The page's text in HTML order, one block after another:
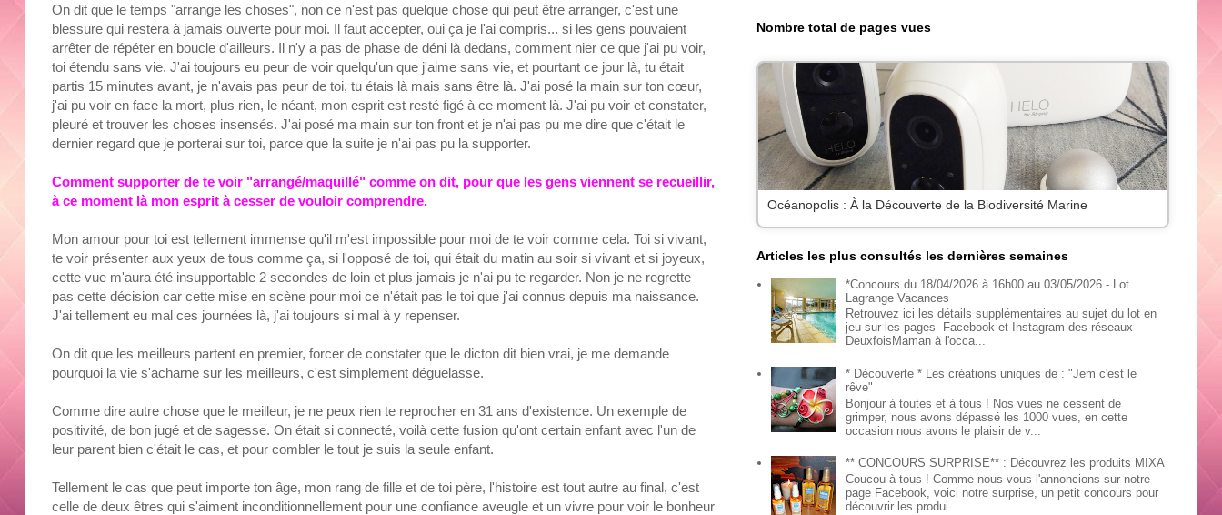
On dit que le temps "arrange les choses", non ce n'est pas quelque chose qui peut être arranger, c'est une
blessure qui restera à jamais ouverte pour moi. Il faut accepter, oui ça je l'ai compris... si les gens pouvaient
arrêter de répéter en boucle d'ailleurs. Il n'y a pas de phase de déni là dedans, comment nier ce que j'ai pu voir,
toi étendu sans vie. J'ai toujours eu peur de voir quelqu'un que j'aime sans vie, et pourtant ce jour là, tu était
partis 15 minutes avant, je n'avais pas peur de toi, tu étais là mais sans être là. J'ai posé la main sur ton cœur,
j'ai pu voir en face la mort, plus rien, le néant, mon esprit est resté figé à ce moment là. J'ai pu voir et constater,
pleuré et trouver les choses insensés. J'ai posé ma main sur ton front et je n'ai pas pu me dire que c'était le
dernier regard que je porterai sur toi, parce que la suite je n'ai pas pu la supporter.
Comment supporter de te voir "arrangé/maquillé" comme on dit, pour que les gens viennent se recueillir,
à ce moment là mon esprit à cesser de vouloir comprendre.
Mon amour pour toi est tellement immense qu'il m'est impossible pour moi de te voir comme cela. Toi si vivant,
te voir présenter aux yeux de tous comme ça, si l'opposé de toi, qui était du matin au soir si vivant et si joyeux,
cette vue m'aura été insupportable 2 secondes de loin et plus jamais je n'ai pu te regarder. Non je ne regrette
pas cette décision car cette mise en scène pour moi ce n'était pas le toi que j'ai connus depuis ma naissance.
J'ai tellement eu mal ces journées là, j'ai toujours si mal à y repenser.
On dit que les meilleurs partent en premier, forcer de constater que le dicton dit bien vrai, je me demande
pourquoi la vie s'acharne sur les meilleurs, c'est simplement déguelasse.
Comme dire autre chose que le meilleur, je ne peux rien te reprocher en 31 ans d'existence. Un exemple de
positivité, de bon jugé et de sagesse. On était si connecté, voilà cette fusion qu'ont certain enfant avec l'un de
leur parent bien c'était le cas, et pour combler le tout je suis la seule enfant.
Tellement le cas que peut importe ton âge, mon rang de fille et de toi père, l'histoire est tout autre au final, c'est
celle de deux êtres qui s'aiment inconditionnellement pour une confiance aveugle et un vivre pour voir le bonheur
Nombre total de pages vues
Océanopolis : À la Découverte de la Biodiversité Marine
Articles les plus consultés les dernières semaines
*Concours du 18/04/2026 à 16h00 au 03/05/2026 - Lot
Lagrange Vacances
Retrouvez ici les détails supplémentaires au sujet du lot en
jeu sur les pages Facebook et Instagram des réseaux
DeuxfoisMaman à l'occa...
* Découverte * Les créations uniques de : "Jem c'est le
rêve"
Bonjour à toutes et à tous ! Nos vues ne cessent de
grimper, nous avons dépassé les 1000 vues, en cette
occasion nous avons le plaisir de v...
** CONCOURS SURPRISE** : Découvrez les produits MIXA
Coucou à tous ! Comme nous vous l'annoncions sur notre
page Facebook, voici notre surprise, un petit concours pour
découvrir les produi...